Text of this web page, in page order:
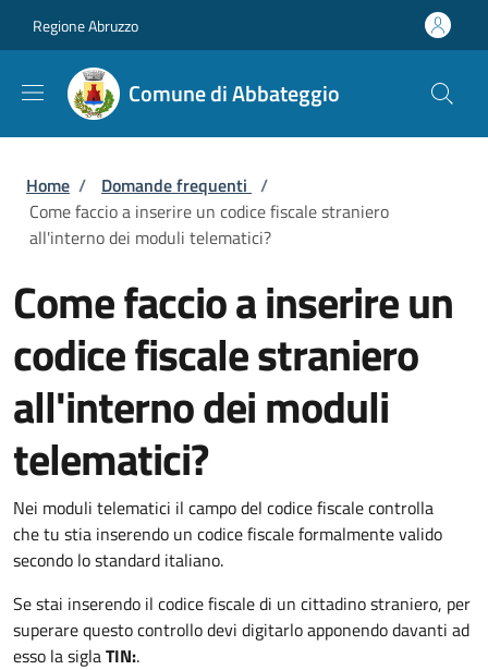
Regione Abruzzo
Comune di Abbateggio
Briciole di pane
Home / Domande frequenti /
Come faccio a inserire un codice fiscale straniero
all'interno dei moduli telematici?
Come faccio a inserire un
codice fiscale straniero
all'interno dei moduli
telematici?
Nei moduli telematici il campo del codice fiscale controlla
che tu stia inserendo un codice fiscale formalmente valido
secondo lo standard italiano.
Se stai inserendo il codice fiscale di un cittadino straniero, per
superare questo controllo devi digitarlo apponendo davanti ad
esso la siglaTIN:.